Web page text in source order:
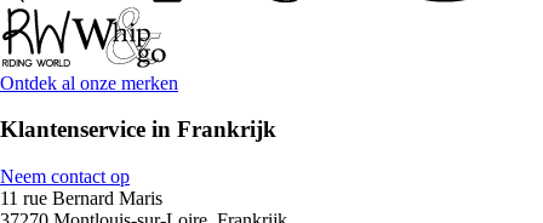
Ontdek al onze merken
Klantenservice in Frankrijk
Neem contact op
11 rue Bernard Maris